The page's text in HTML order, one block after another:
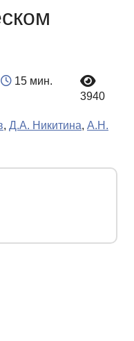
15 мин.
3940
, Д.А. Никитина, А.Н.